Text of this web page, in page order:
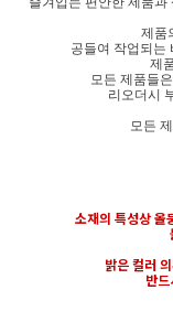
제품
공들여 작업되는
제
모든 제품들
리오더시
모든
소재의 특성상 올
밝은 컬러
반